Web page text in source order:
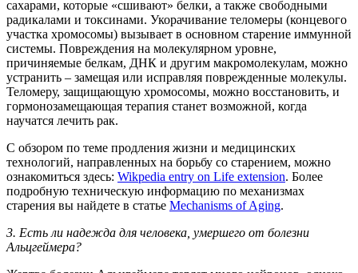
сахарами, которые «сшивают» белки, а также свободными
радикалами и токсинами. Укорачивание теломеры (концевого
участка хромосомы) вызывает в основном старение иммунной
системы. Повреждения на молекулярном уровне,
причиняемые белкам, ДНК и другим макромолекулам, можно
устранить – замещая или исправляя поврежденные молекулы.
Теломеру, защищающую хромосомы, можно восстановить, и
гормонозамещающая терапия станет возможной, когда
научатся лечить рак.
С обзором по теме продления жизни и медицинских
технологий, направленных на борьбу со старением, можно
ознакомиться здесь: Wikpedia entry on Life extension. Более
подробную техническую информацию по механизмах
старения вы найдете в статье Mechanisms of Aging.
3. Есть ли надежда для человека, умершего от болезни
Альцгеймера?